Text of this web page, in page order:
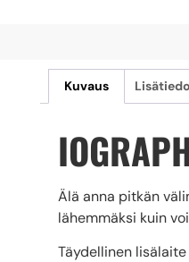
Kuvaus
Älä anna pitkän
lähemmäksi kuin
Täydellinen